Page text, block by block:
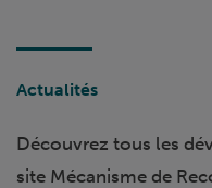
Actualités
Découvrez tous les
site Mécanisme de